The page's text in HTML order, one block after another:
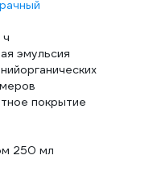
эмульсия
покрытие
250 мл